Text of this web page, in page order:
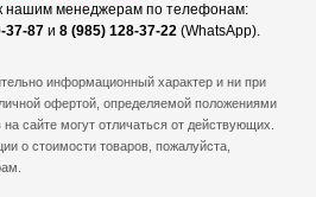
нашим менеджерам по телефонам:
37-87 и 8 (985) 128-37-22 (WhatsApp).
информационный характер и ни при
офертой, определяемой положениями
сайте могут отличаться от действующих.
о стоимости товаров, пожалуйста,